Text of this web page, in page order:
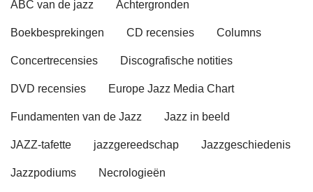
ABC van de jazz Achtergronden
Boekbesprekingen CD recensies Columns
Concertrecensies Discografische notities
DVD recensies Europe Jazz Media Chart
Fundamenten van de Jazz Jazz in beeld
JAZZ-tafette jazzgereedschap Jazzgeschiedenis
Jazzpodiums Necrologieën